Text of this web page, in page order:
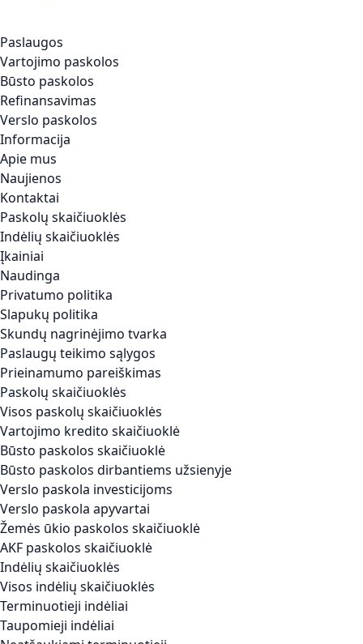
Paslaugos
Vartojimo paskolos
Būsto paskolos
Refinansavimas
Verslo paskolos
Informacija
Apie mus
Naujienos
Kontaktai
Paskolų skaičiuoklės
Indėlių skaičiuoklės
Įkainiai
Naudinga
Privatumo politika
Slapukų politika
Skundų nagrinėjimo tvarka
Paslaugų teikimo sąlygos
Prieinamumo pareiškimas
Paskolų skaičiuoklės
Visos paskolų skaičiuoklės
Vartojimo kredito skaičiuoklė
Būsto paskolos skaičiuoklė
Būsto paskolos dirbantiems užsienyje
Verslo paskola investicijoms
Verslo paskola apyvartai
Žemės ūkio paskolos skaičiuoklė
AKF paskolos skaičiuoklė
Indėlių skaičiuoklės
Visos indėlių skaičiuoklės
Terminuotieji indėliai
Taupomieji indėliai